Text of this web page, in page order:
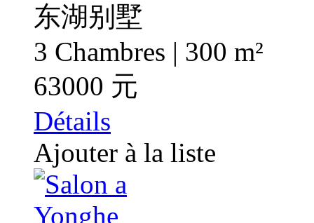
东湖别墅
3 Chambres | 300 m²
63000 元
Détails
Ajouter à la liste